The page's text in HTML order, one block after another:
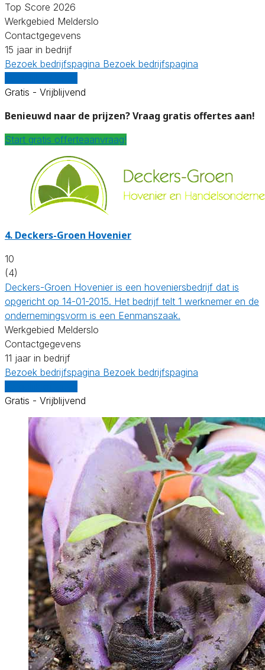
Top Score 2026
Werkgebied Melderslo
Contactgegevens
15 jaar in bedrijf
Bezoek bedrijfspagina Bezoek bedrijfspagina
Gratis - Vrijblijvend
Benieuwd naar de prijzen? Vraag gratis offertes aan!
Start gratis offerteaanvraag!
4. Deckers-Groen Hovenier
10
(4)
Deckers-Groen Hovenier is een hoveniersbedrijf dat is
opgericht op 14-01-2015. Het bedrijf telt 1 werknemer en de
ondernemingsvorm is een Eenmanszaak.
Werkgebied Melderslo
Contactgegevens
11 jaar in bedrijf
Bezoek bedrijfspagina Bezoek bedrijfspagina
Gratis - Vrijblijvend